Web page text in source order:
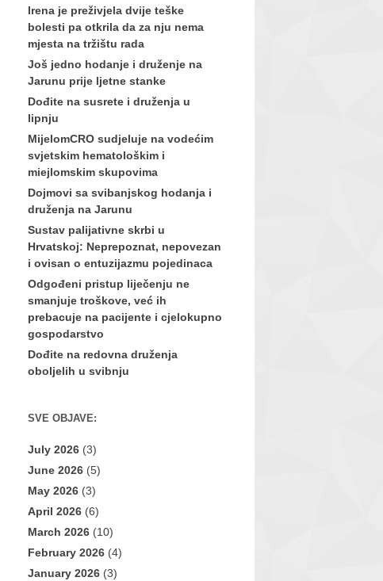
Irena je preživjela dvije teške
bolesti pa otkrila da za nju nema
mjesta na tržištu rada
Još jedno hodanje i druženje na
Jarunu prije ljetne stanke
Dođite na susrete i druženja u
lipnju
MijelomCRO sudjeluje na vodećim
svjetskim hematološkim i
miejlomskim skupovima
Dojmovi sa svibanjskog hodanja i
druženja na Jarunu
Sustav palijativne skrbi u
Hrvatskoj: Neprepoznat, nepovezan
i ovisan o entuzijazmu pojedinaca
Odgođeni pristup liječenju ne
smanjuje troškove, već ih
prebacuje na pacijente i cjelokupno
gospodarstvo
Dođite na redovna druženja
oboljelih u svibnju
SVE OBJAVE:
July 2026 (3)
June 2026 (5)
May 2026 (3)
April 2026 (6)
March 2026 (10)
February 2026 (4)
January 2026 (3)